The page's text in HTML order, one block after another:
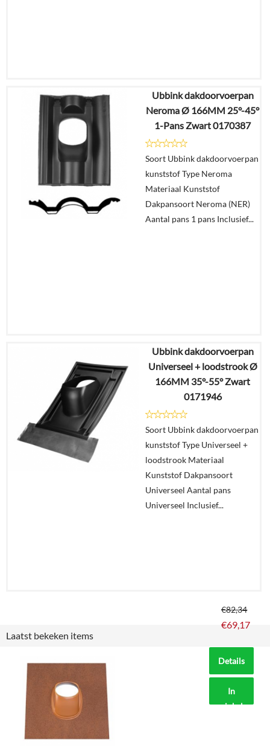
€145,62
€ 122,33
In
winkelmand
Ubbink dakdoorvoerpan
Neroma Ø 166MM 25°-45°
1-Pans Zwart 0170387
Soort Ubbink dakdoorvoerpan
kunststof Type Neroma
Materiaal Kunststof
Dakpansoort Neroma (NER)
Aantal pans 1 pans Inclusief...
€32,73
€27,49
In
winkelmand
Ubbink dakdoorvoerpan
Universeel + loodstrook Ø
166MM 35°-55° Zwart
0171946
Soort Ubbink dakdoorvoerpan
kunststof Type Universeel +
loodstrook Materiaal
Kunststof Dakpansoort
Universeel Aantal pans
Universeel Inclusief...
€82,34
€69,17
Details
In
winkelmand
Laatst bekeken items